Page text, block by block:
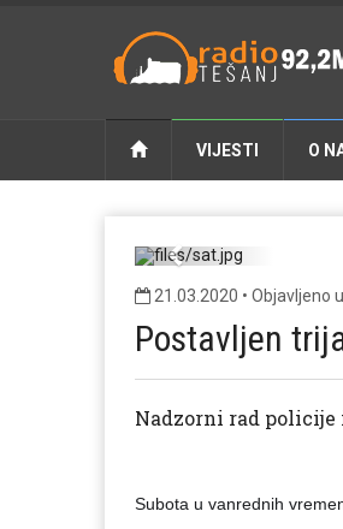
VIJESTI O
Previous
21.03.2020 • Objavljeno
Postavljen
Nadzorni rad
Subota u vanrednih